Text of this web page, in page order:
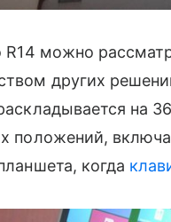
R14 можно
других
на
положений,
когда